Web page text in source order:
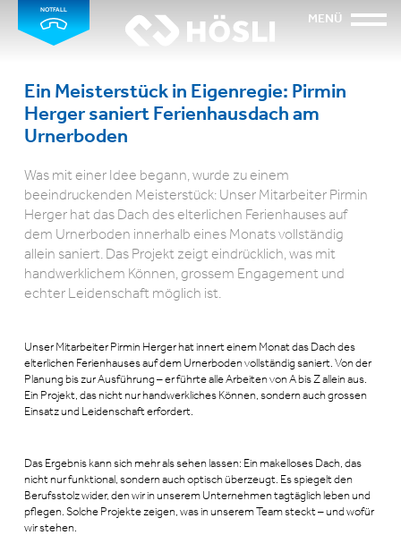
NOTFALL
MENÜ
Ein Meisterstück in Eigenregie: Pirmin
Herger saniert Ferienhausdach am
Urnerboden
Was mit einer Idee begann, wurde zu einem
beeindruckenden Meisterstück: Unser Mitarbeiter Pirmin
Herger hat das Dach des elterlichen Ferienhauses auf
dem Urnerboden innerhalb eines Monats vollständig
allein saniert. Das Projekt zeigt eindrücklich, was mit
handwerklichem Können, grossem Engagement und
echter Leidenschaft möglich ist.
Unser Mitarbeiter Pirmin Herger hat innert einem Monat das Dach des
elterlichen Ferienhauses auf dem Urnerboden vollständig saniert. Von der
Planung bis zur Ausführung – er führte alle Arbeiten von A bis Z allein aus.
Ein Projekt, das nicht nur handwerkliches Können, sondern auch grossen
Einsatz und Leidenschaft erfordert.
Das Ergebnis kann sich mehr als sehen lassen: Ein makelloses Dach, das
nicht nur funktional, sondern auch optisch überzeugt. Es spiegelt den
Berufsstolz wider, den wir in unserem Unternehmen tagtäglich leben und
pflegen. Solche Projekte zeigen, was in unserem Team steckt – und wofür
wir stehen.